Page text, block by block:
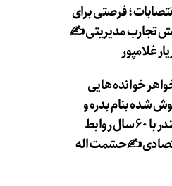
فرصتی برای
تجارب مدیریتی ✍
غلامپور
خوانده هایی
شده بنام بدره و
سربندر با ۶۰ سال روابط
✍حشمت اله